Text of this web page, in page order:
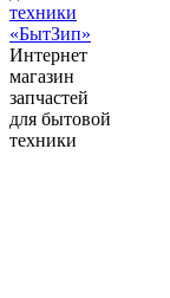
Интернет
магазин
запчастей
для бытовой
техники